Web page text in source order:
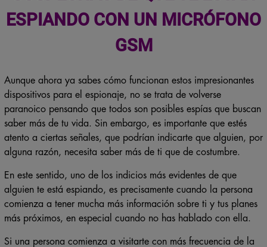
ESPIANDO CON UN MICRÓFONO
GSM
Aunque ahora ya sabes cómo funcionan estos impresionantes
dispositivos para el espionaje, no se trata de volverse
paranoico pensando que todos son posibles espías que buscan
saber más de tu vida. Sin embargo, es importante que estés
atento a ciertas señales, que podrían indicarte que alguien, por
alguna razón, necesita saber más de ti que de costumbre.
En este sentido, uno de los indicios más evidentes de que
alguien te está espiando, es precisamente cuando la persona
comienza a tener mucha más información sobre ti y tus planes
más próximos, en especial cuando no has hablado con ella.
Si una persona comienza a visitarte con más frecuencia de la